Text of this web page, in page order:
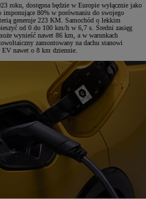
roku, dostępna będzie w Europie wyłącznie jako
80% w porównaniu do swojego
generuje 223 KM. Samochód o lekkim
od 0 do 100 km/h w 6,7 s. Średni zasięg
wynieść nawet 86 km, a w warunkach
zamontowany na dachu stanowi
EV nawet o 8 km dziennie.